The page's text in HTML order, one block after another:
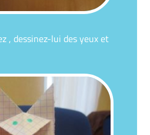
, dessinez-lui des yeux et